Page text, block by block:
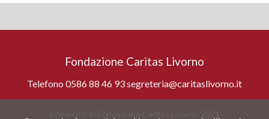
Fondazione Caritas Livorno
Telefono 0586 88 46 93 segreteria@caritaslivorno.it